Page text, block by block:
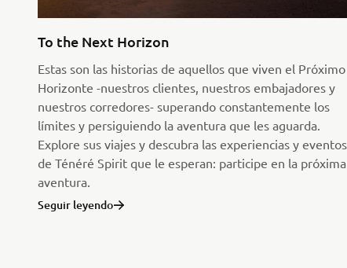
To the Next Horizon
Estas son las historias de aquellos que viven el Próximo
Horizonte -nuestros clientes, nuestros embajadores y
nuestros corredores- superando constantemente los
límites y persiguiendo la aventura que les aguarda.
Explore sus viajes y descubra las experiencias y eventos
de Ténéré Spirit que le esperan: participe en la próxima
aventura.
Seguir leyendo